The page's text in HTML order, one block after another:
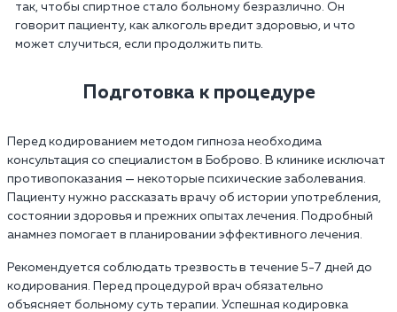
так, чтобы спиртное стало больному безразлично. Он
говорит пациенту, как алкоголь вредит здоровью, и что
может случиться, если продолжить пить.
Подготовка к процедуре
Перед кодированием методом гипноза необходима
консультация со специалистом в Боброво. В клинике исключат
противопоказания — некоторые психические заболевания.
Пациенту нужно рассказать врачу об истории употребления,
состоянии здоровья и прежних опытах лечения. Подробный
анамнез помогает в планировании эффективного лечения.
Рекомендуется соблюдать трезвость в течение 5-7 дней до
кодирования. Перед процедурой врач обязательно
объясняет больному суть терапии. Успешная кодировка